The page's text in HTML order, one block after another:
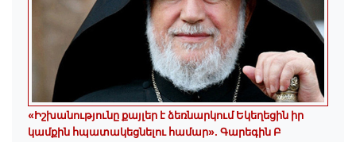
«Իշխանությունը քայլեր է ձեռնարկում Եկեղեցին իր
կամքին հպատակեցնելու համար»․ Գարեգին Բ